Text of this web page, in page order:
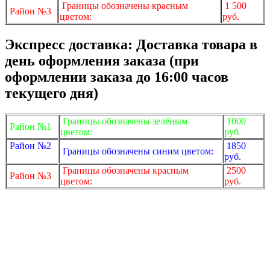
Район №3
Границы обозначены красным
цветом:
1 500
руб.
Экспресс доставка: Доставка товара в
день оформления заказа (при
оформлении заказа до 16:00 часов
текущего дня)
Район №1
Границы обозначены зелёным
цветом:
1000
руб.
Район №2
Границы обозначены синим цветом:
1850
руб.
Район №3
Границы обозначены красным
цветом:
2500
руб.